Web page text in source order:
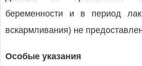
беременности и в период
вскармливания) не
Особые указания